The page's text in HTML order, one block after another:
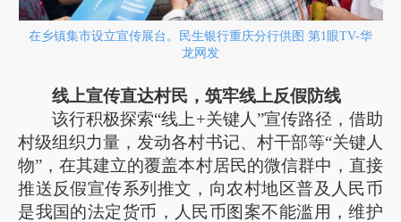
在乡镇集市设立宣传展台。民生银行重庆分行供图 第1眼TV-华
龙网发
线上宣传直达村民，筑牢线上反假防线
该行积极探索“线上+关键人”宣传路径，借助
村级组织力量，发动各村书记、村干部等“关键人
物”，在其建立的覆盖本村居民的微信群中，直接
推送反假宣传系列推文，向农村地区普及人民币
是我国的法定货币，人民币图案不能滥用，维护